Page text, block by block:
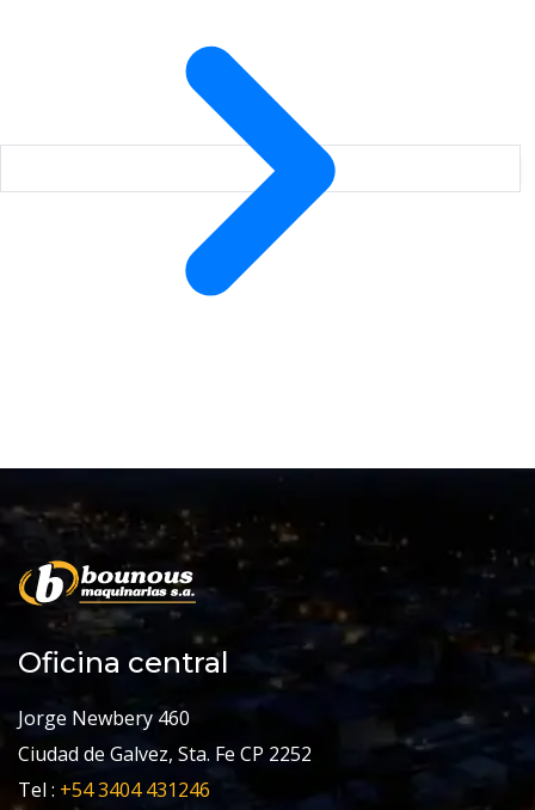
Oficina central
Jorge Newbery 460
Ciudad de Galvez, Sta. Fe CP 2252
Tel : +54 3404 431246